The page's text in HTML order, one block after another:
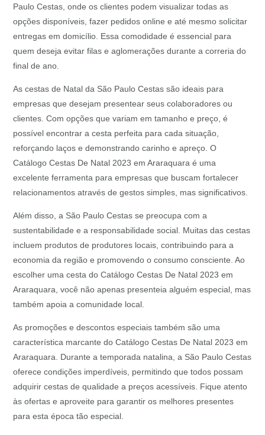
Paulo Cestas, onde os clientes podem visualizar todas as
opções disponíveis, fazer pedidos online e até mesmo solicitar
entregas em domicílio. Essa comodidade é essencial para
quem deseja evitar filas e aglomerações durante a correria do
final de ano.
As cestas de Natal da São Paulo Cestas são ideais para
empresas que desejam presentear seus colaboradores ou
clientes. Com opções que variam em tamanho e preço, é
possível encontrar a cesta perfeita para cada situação,
reforçando laços e demonstrando carinho e apreço. O
Catálogo Cestas De Natal 2023 em Araraquara é uma
excelente ferramenta para empresas que buscam fortalecer
relacionamentos através de gestos simples, mas significativos.
Além disso, a São Paulo Cestas se preocupa com a
sustentabilidade e a responsabilidade social. Muitas das cestas
incluem produtos de produtores locais, contribuindo para a
economia da região e promovendo o consumo consciente. Ao
escolher uma cesta do Catálogo Cestas De Natal 2023 em
Araraquara, você não apenas presenteia alguém especial, mas
também apoia a comunidade local.
As promoções e descontos especiais também são uma
característica marcante do Catálogo Cestas De Natal 2023 em
Araraquara. Durante a temporada natalina, a São Paulo Cestas
oferece condições imperdíveis, permitindo que todos possam
adquirir cestas de qualidade a preços acessíveis. Fique atento
às ofertas e aproveite para garantir os melhores presentes
para esta época tão especial.